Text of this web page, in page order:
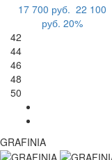
17 700 руб. 22 100
руб. 20%
42
44
46
48
50
GRAFINIA